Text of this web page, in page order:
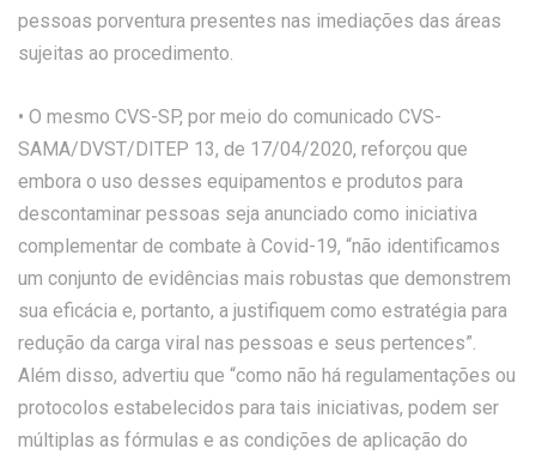
pessoas porventura presentes nas imediações das áreas
sujeitas ao procedimento.
• O mesmo CVS-SP, por meio do comunicado CVS-
SAMA/DVST/DITEP 13, de 17/04/2020, reforçou que
embora o uso desses equipamentos e produtos para
descontaminar pessoas seja anunciado como iniciativa
complementar de combate à Covid-19, “não identificamos
um conjunto de evidências mais robustas que demonstrem
sua eficácia e, portanto, a justifiquem como estratégia para
redução da carga viral nas pessoas e seus pertences”.
Além disso, advertiu que “como não há regulamentações ou
protocolos estabelecidos para tais iniciativas, podem ser
múltiplas as fórmulas e as condições de aplicação do